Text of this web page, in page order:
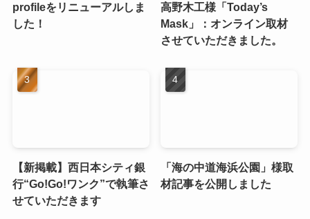
profileをリニューアルしま
した！
高野木工様「Today’s
Mask」：オンライン取材
させていただきました。
【新掲載】西日本シティ銀
行“Go!Go!ワンク”で執筆さ
せていただきます
「海の中道海浜公園」様取
材記事を公開しました